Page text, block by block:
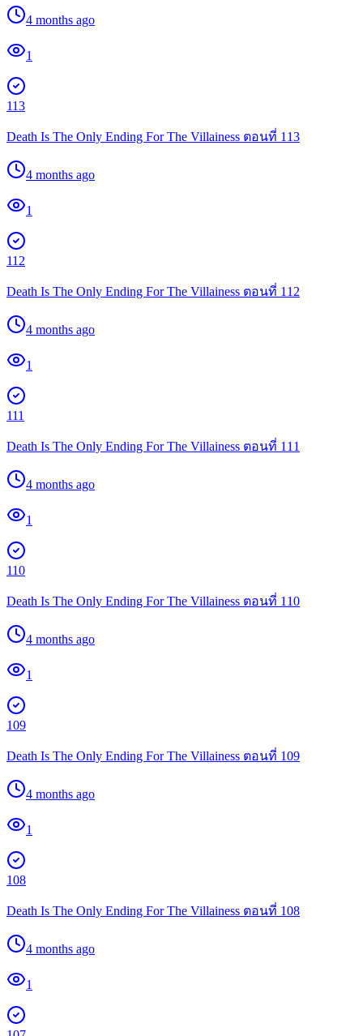
4 months ago
1
113
Death Is The Only Ending For The Villainess ตอนที่ 113
4 months ago
1
112
Death Is The Only Ending For The Villainess ตอนที่ 112
4 months ago
1
111
Death Is The Only Ending For The Villainess ตอนที่ 111
4 months ago
1
110
Death Is The Only Ending For The Villainess ตอนที่ 110
4 months ago
1
109
Death Is The Only Ending For The Villainess ตอนที่ 109
4 months ago
1
108
Death Is The Only Ending For The Villainess ตอนที่ 108
4 months ago
1